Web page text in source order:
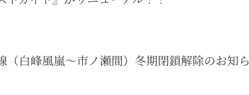
白峰風嵐～市ノ瀬間）冬期閉鎖解除のお知ら